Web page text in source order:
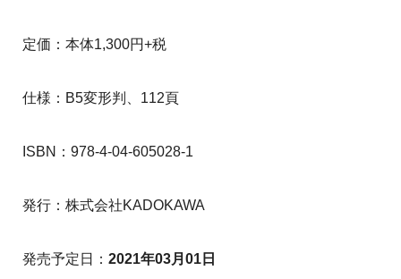
定価：本体1,300円+税
仕様：B5変形判、112頁
ISBN：978-4-04-605028-1
発行：株式会社KADOKAWA
発売予定日： 2021年03月01日